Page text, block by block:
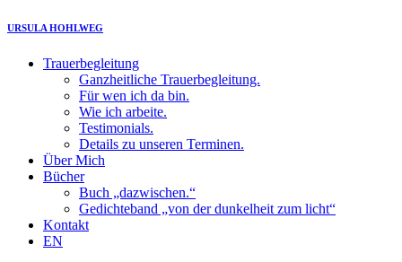
Zum
springen
URSULA HOHLWEG
Trauerbegleitung
Ganzheitliche Trauerbegleitung.
Für wen ich da bin.
Wie ich arbeite.
Testimonials.
Details zu unseren Terminen.
Über Mich
Bücher
Buch „dazwischen.“
Gedichteband „von der dunkelheit zum licht“
Kontakt
EN